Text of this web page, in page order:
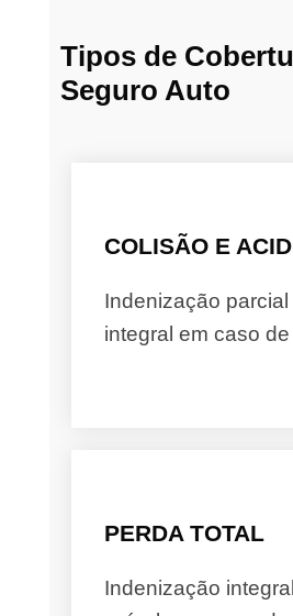
Tipos de
Seguro Auto
COLISÃO E
Indenização parcial
integral em caso
PERDA TOTAL
Indenização